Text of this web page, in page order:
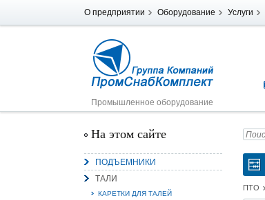
О предприятии Оборудование Услуги
Промышленное оборудование
На этом сайте
ПОДЪЕМНИКИ
ТАЛИ
КАРЕТКИ ДЛЯ ТАЛЕЙ
ПТО